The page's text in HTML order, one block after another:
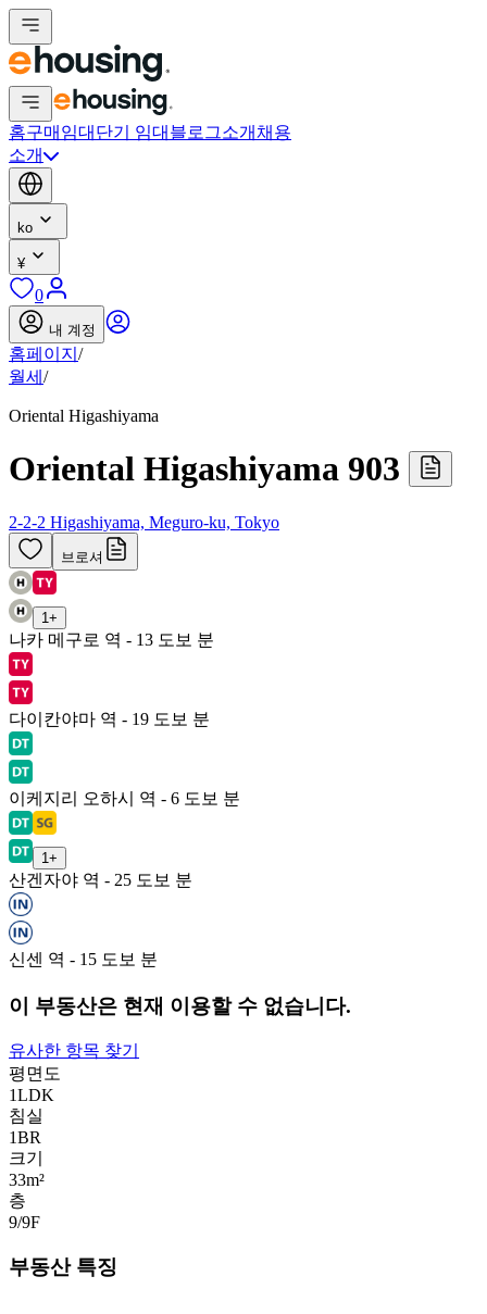
홈구매 임대 단기 임대 블로그소개 채용
소개
ko
¥
0
내 계정
홈페이지 /
월세 /
Oriental Higashiyama
Oriental Higashiyama 903
2-2-2 Higashiyama, Meguro-ku, Tokyo
브로셔
1 +
나카 메구로 역 - 13 도보 분
다이칸야마 역 - 19 도보 분
이케지리 오하시 역 - 6 도보 분
1 +
산겐자야 역 - 25 도보 분
신센 역 - 15 도보 분
이 부동산은 현재 이용할 수 없습니다.
유사한 항목 찾기
평면도
1LDK
침실
1BR
크기
33m²
층
9/9F
부동산 특징